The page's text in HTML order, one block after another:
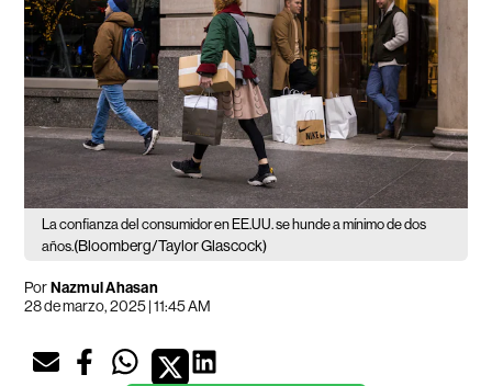
La confianza del consumidor en EE.UU. se hunde a mínimo de dos
años.(Bloomberg/Taylor Glascock)
PorNazmul Ahasan
28 de marzo, 2025 | 11:45 AM